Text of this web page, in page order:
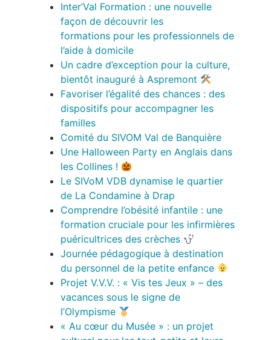
Inter’Val Formation : une nouvelle
façon de découvrir les
formations pour les professionnels de
l’aide à domicile
Un cadre d’exception pour la culture,
bientôt inauguré à Aspremont
Favoriser l’égalité des chances : des
dispositifs pour accompagner les
familles
Comité du SIVOM Val de Banquière
Une Halloween Party en Anglais dans
les Collines !
Le SIVoM VDB dynamise le quartier
de La Condamine à Drap
Comprendre l’obésité infantile : une
formation cruciale pour les infirmières
puéricultrices des crèches
Journée pédagogique à destination
du personnel de la petite enfance
Projet V.V.V. : « Vis tes Jeux » – des
vacances sous le signe de
l’Olympisme
« Au cœur du Musée » : un projet